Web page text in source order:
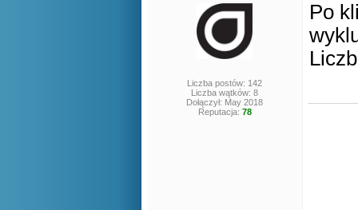
Liczba postów: 142
Liczba wątków: 8
Dołączył: May 2018
Reputacja: 78
Po